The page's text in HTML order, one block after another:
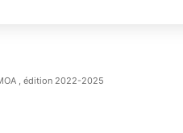
, édition 2022-2025